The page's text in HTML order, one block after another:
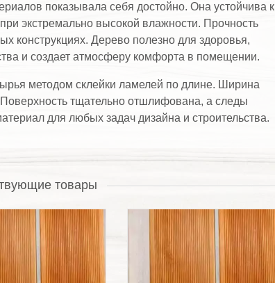
показывала себя достойно. Она устойчива к
экстремально высокой влажности. Прочность
конструкциях. Дерево полезно для здоровья,
и создает атмосферу комфорта в помещении.
методом склейки ламелей по длине. Ширина
тщательно отшлифована, а следы
для любых задач дизайна и строительства.
товары